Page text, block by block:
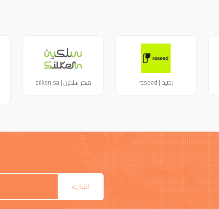
رصيد | raseed متجر سلكين | silken.sa
اشترك